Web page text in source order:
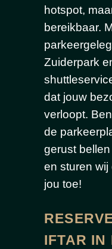
hotspot,
bereikbaar.
Zuiderpark
dat jouw
verloopt.
de
gerust
en sturen
jou toe!
IFTAR IN